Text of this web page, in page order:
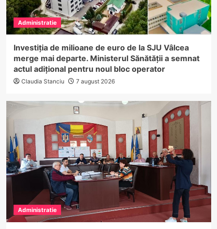
Administratie
Investiția de milioane de euro de la SJU Vâlcea
merge mai departe. Ministerul Sănătății a semnat
actul adițional pentru noul bloc operator
Claudia Stanciu 7 august 2026
Administratie